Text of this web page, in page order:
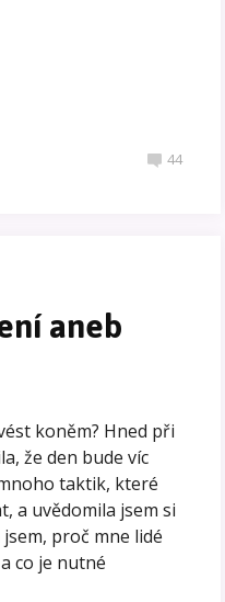
44
aneb
koněm? Hned při
že den bude víc
taktik, které
a uvědomila jsem si
proč mne lidé
co je nutné